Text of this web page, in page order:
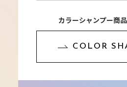
カラーシャンプー商
COLOR